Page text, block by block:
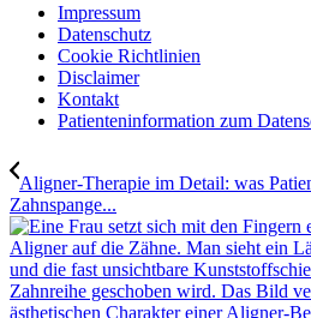
Impressum
Datenschutz
Cookie Richtlinien
Disclaimer
Kontakt
Patienteninformation zum
Aligner-Therapie im Detail: was
Zahnspange...